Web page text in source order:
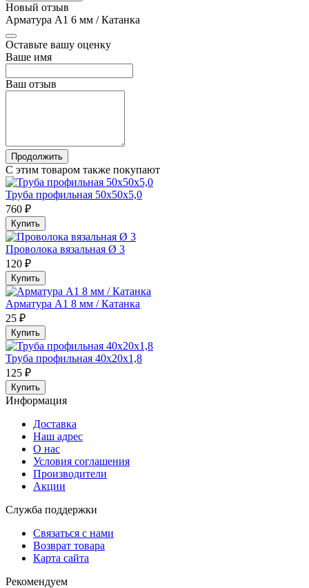
Новый отзыв
Арматура А1 6 мм / Катанка
Оставьте вашу оценку
Ваше имя
Ваш отзыв
Продолжить
С этим товаром также покупают
Труба профильная 50х50х5,0
760 ₽
Купить
Проволока вязальная Ø 3
120 ₽
Купить
Арматура А1 8 мм / Катанка
25 ₽
Купить
Труба профильная 40х20х1,8
125 ₽
Купить
Информация
Доставка
Наш адрес
О нас
Условия соглашения
Производители
Акции
Служба поддержки
Связаться с нами
Возврат товара
Карта сайта
Рекомендуем